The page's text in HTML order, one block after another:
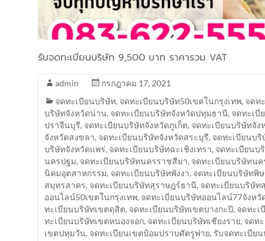
รับจดทะเบียนบริษัท 9,500 บาท ราคารวม VAT
admin
กรกฎาคม 17, 2021
จดทะเบียนบริษัท, จดทะเบียนบริษัท50เขตในกรุงเทพ, จดท
บริษัทจังหวัดน่าน, จดทะเบียนบริษัทจังหวัดปทุมธานี, จดทะเบี
ปราจีนบุรี, จดทะเบียนบริษัทจังหวัดภูเก็ต, จดทะเบียนบริษัทจัง
จังหวัดสงขลา, จดทะเบียนบริษัทจังหวัดสระบุรี, จดทะเบียนบ
บริษัทจังหวัดแพร่, จดทะเบียนบริษัทฉะเชิงเทรา, จดทะเบียนบ
นครปฐม, จดทะเบียนบริษัทนครราชสีมา, จดทะเบียนบริษัทน
นิคมอุตสาหกรรม, จดทะเบียนบริษัทพังงา, จดทะเบียนบริษัทพิ
สมุทรสาคร, จดทะเบียนบริษัทสุราษฎร์ธานี, จดทะเบียนบริษัท
ออนไลน์50เขตในกรุงเทพ, จดทะเบียนบริษัทออนไลน์77จังหวั
ทะเบียนบริษัทเขตดุสิต, จดทะเบียนบริษัทเขตบางกะปิ, จดทะเ
ทะเบียนบริษัทเขตหนองจอก, จดทะเบียนบริษัทเชียงราย, จดท
เขตปทุมวัน, จดทะเบียนเขตป้อมปราบศัตรูพ่าย, รับจดทะเบีย